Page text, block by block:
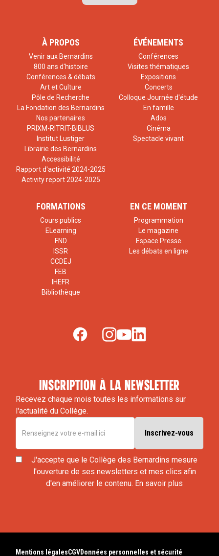
À PROPOS
Venir aux Bernardins
800 ans d'histoire
Conférences & débats
Art et Culture
Pôle de Recherche
La Fondation des Bernardins
Nos partenaires
PRIXM-RITRIT-BIBLUS
Institut Lustiger
Librairie des Bernardins
Accessibilité
Rapport d'activité 2024-2025
Activity report 2024-2025
ÉVÉNEMENTS
Conférences
Visites thématiques
Expositions
Concerts
Colloque Journée d'étude
En famille
Ados
Cinéma
Spectacle vivant
FORMATIONS
Cours publics
ELearning
FND
ISSR
CCDEJ
FEB
IHEFR
Bibliothèque
EN CE MOMENT
Programmation
Le magazine
Espace Presse
Les débats en ligne
inscription à la newsletter
Recevez chaque mois toutes les informations sur
l'actualité du Collège.
J'accepte que le Collège des Bernardins mesure
l'ouverture de ses newsletters et mes clics afin
d'en améliorer le contenu. En savoir plus
Mentions légalesCGVDonnées personnelles et sécurité